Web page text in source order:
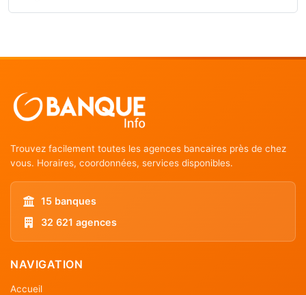
Trouvez facilement toutes les agences bancaires près de chez
vous. Horaires, coordonnées, services disponibles.
15 banques
32 621 agences
NAVIGATION
Accueil